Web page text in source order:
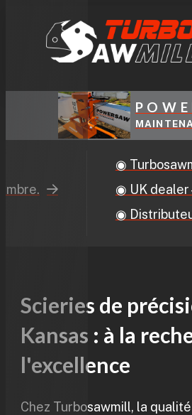
◉ Turbosawmill
◉ UK dealer – Riko
◉ Distributeur aux
Scieries de
Kansas : à la
l'excellence
Chez Turbosawmill, la